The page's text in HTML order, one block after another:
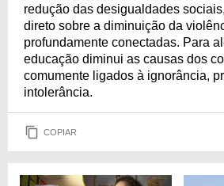
redução das desigualdades
direto sobre a diminuição da
profundamente conectadas. Para
educação diminui as causas dos
comumente ligados à ignorância,
intolerância.
COPIAR